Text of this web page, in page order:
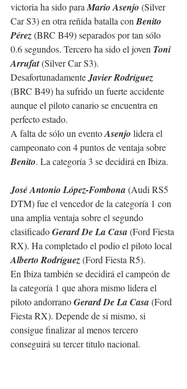
victoria ha sido para Mario Asenjo (Silver
Car S3) en otra reñida batalla con Benito
Pérez (BRC B49) separados por tan sólo
0.6 segundos. Tercero ha sido el joven Toni
Arrufat (Silver Car S3).
Desafortunadamente Javier Rodríguez
(BRC B49) ha sufrido un fuerte accidente
aunque el piloto canario se encuentra en
perfecto estado.
A falta de sólo un evento Asenjo lidera el
campeonato con 4 puntos de ventaja sobre
Benito. La categoría 3 se decidirá en Ibiza.
José Antonio López-Fombona (Audi RS5
DTM) fue el vencedor de la categoría 1 con
una amplia ventaja sobre el segundo
clasificado Gerard De La Casa (Ford Fiesta
RX). Ha completado el podio el piloto local
Alberto Rodríguez (Ford Fiesta R5).
En Ibiza también se decidirá el campeón de
la categoría 1 que ahora mismo lidera el
piloto andorrano Gerard De La Casa (Ford
Fiesta RX). Depende de si mismo, si
consigue finalizar al menos tercero
conseguirá su tercer titulo nacional.